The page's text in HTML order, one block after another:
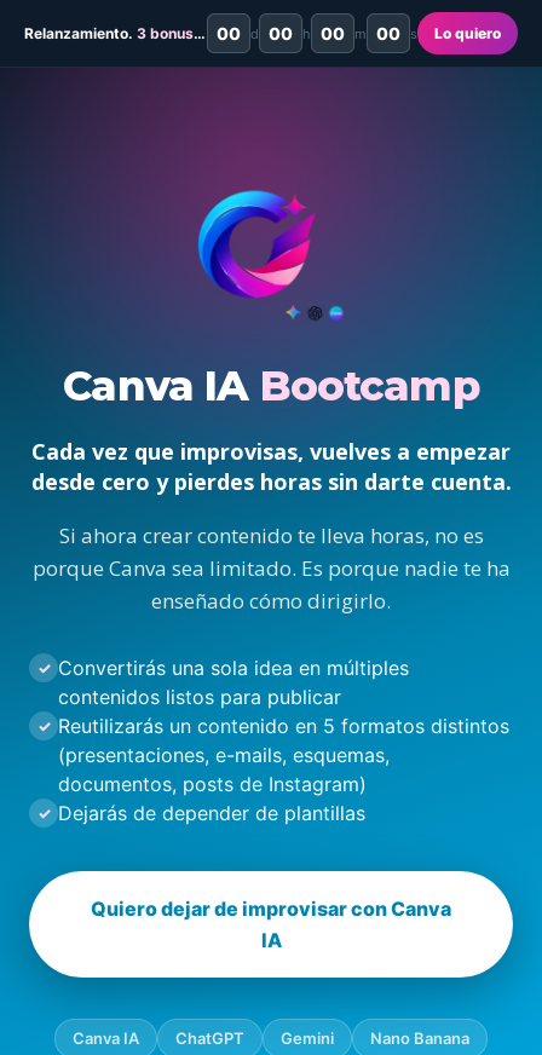
Relanzamiento. 3 bonus desaparecen el 19 jun 00 d 00 h 00 m 00 s Lo quiero
Canva IA Bootcamp
Cada vez que improvisas, vuelves a empezar
desde cero y pierdes horas sin darte cuenta.
Si ahora crear contenido te lleva horas, no es
porque Canva sea limitado. Es porque nadie te ha
enseñado cómo dirigirlo.
✓ Convertirás una sola idea en múltiples
contenidos listos para publicar
✓ Reutilizarás un contenido en 5 formatos distintos
(presentaciones, e-mails, esquemas,
documentos, posts de Instagram)
✓ Dejarás de depender de plantillas
Quiero dejar de improvisar con Canva
IA
Canva IA ChatGPT Gemini Nano Banana